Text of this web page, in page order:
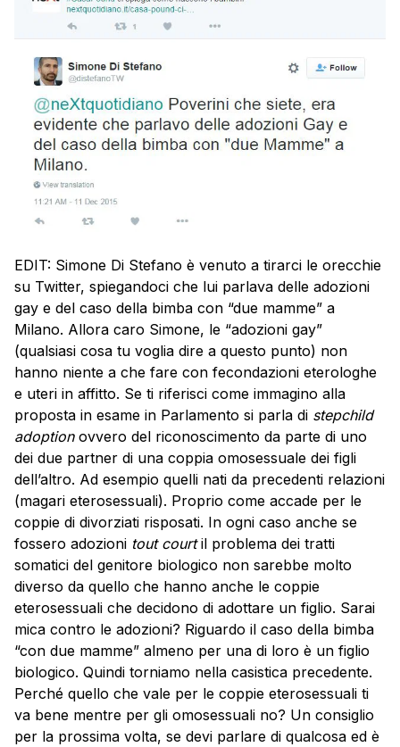
EDIT: Simone Di Stefano è venuto a tirarci le orecchie
su Twitter, spiegandoci che lui parlava delle adozioni
gay e del caso della bimba con “due mamme” a
Milano. Allora caro Simone, le “adozioni gay”
(qualsiasi cosa tu voglia dire a questo punto) non
hanno niente a che fare con fecondazioni eterologhe
e uteri in affitto. Se ti riferisci come immagino alla
proposta in esame in Parlamento si parla di stepchild
adoption ovvero del riconoscimento da parte di uno
dei due partner di una coppia omosessuale dei figli
dell’altro. Ad esempio quelli nati da precedenti relazioni
(magari eterosessuali). Proprio come accade per le
coppie di divorziati risposati. In ogni caso anche se
fossero adozioni tout courtil problema dei tratti
somatici del genitore biologico non sarebbe molto
diverso da quello che hanno anche le coppie
eterosessuali che decidono di adottare un figlio. Sarai
mica contro le adozioni? Riguardo il caso della bimba
“con due mamme” almeno per una di loro è un figlio
biologico. Quindi torniamo nella casistica precedente.
Perché quello che vale per le coppie eterosessuali ti
va bene mentre per gli omosessuali no? Un consiglio
per la prossima volta, se devi parlare di qualcosa ed è